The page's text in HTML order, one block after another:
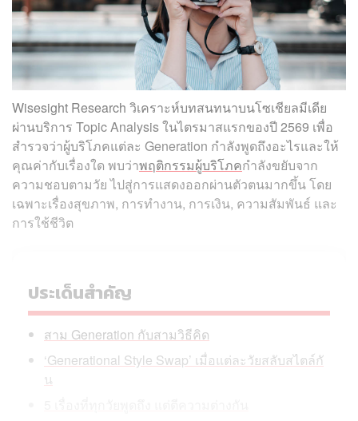
Wisesight Research วิเคราะห์บทสนทนาบนโซเชียลมีเดีย
ผ่านบริการ Topic Analysis ในไตรมาสแรกของปี 2569 เพื่อ
สำรวจว่าผู้บริโภคแต่ละ Generation กำลังพูดถึงอะไรและให้
คุณค่ากับเรื่องใด พบว่าพฤติกรรมผู้บริโภคกำลังขยับจาก
ความชอบตามวัย ไปสู่การแสดงออกผ่านตัวตนมากขึ้น โดย
เฉพาะเรื่องสุขภาพ, การทำงาน, การเงิน, ความสัมพันธ์ และ
การใช้ชีวิต
ประเด็นสำคัญ
สาม Generation กับสามวิธีคิด
‘Generational Style Swap’ เมื่อแต่ละวัยสลับสไตล์กั
น